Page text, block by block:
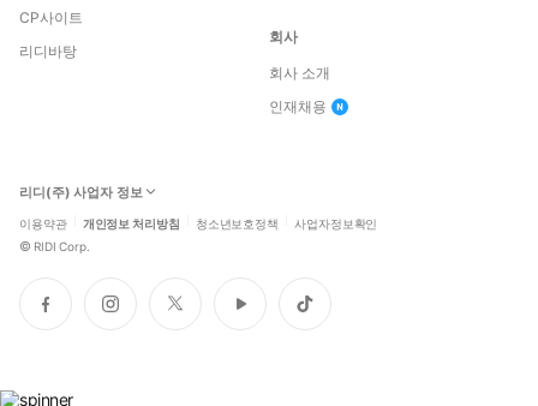
CP사이트
리디바탕
회사
회사 소개
인재채용
리디(주) 사업자 정보
이용약관 개인정보 처리방침 청소년보호정책 사업자정보확인
© RIDI Corp.
페
이
인
스
트
위
유
튜
틱
톡